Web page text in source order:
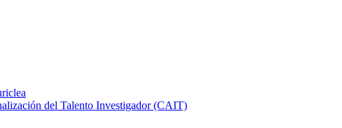
del Talento Investigador (CAIT)